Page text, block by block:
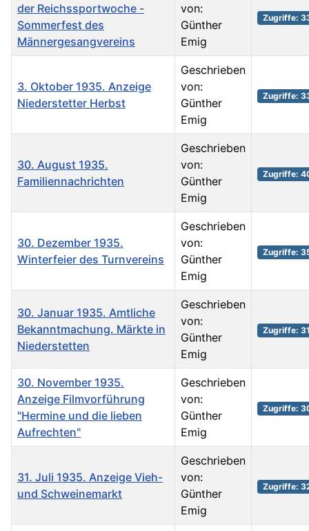
der Reichssportwoche -
Sommerfest des
Männergesangvereins
von:
Günther
Emig
Zugriffe:
3. Oktober 1935. Anzeige
Niederstetter Herbst
Geschrieben
von:
Günther
Emig
Zugriffe:
30. August 1935.
Familiennachrichten
Geschrieben
von:
Günther
Emig
Zugriffe:
30. Dezember 1935.
Winterfeier des Turnvereins
Geschrieben
von:
Günther
Emig
Zugriffe:
30. Januar 1935. Amtliche
Bekanntmachung. Märkte in
Niederstetten
Geschrieben
von:
Günther
Emig
Zugriffe:
30. November 1935.
Anzeige Filmvorführung
"Hermine und die lieben
Aufrechten"
Geschrieben
von:
Günther
Emig
Zugriffe:
31. Juli 1935. Anzeige Vieh-
und Schweinemarkt
Geschrieben
von:
Günther
Emig
Zugriffe: